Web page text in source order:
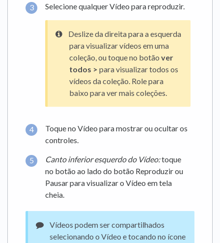
Selecione qualquer Vídeo para reproduzir.
Deslize da direita para a esquerda
para visualizar vídeos em uma
coleção, ou toque no botão ver
todos > para visualizar todos os
vídeos da coleção. Role para
baixo para ver mais coleções.
Toque no Vídeo para mostrar ou ocultar os
controles.
Canto inferior esquerdo do Vídeo:toque
no botão ao lado do botão Reproduzir ou
Pausar para visualizar o Vídeo em tela
cheia.
Vídeos podem ser compartilhados
selecionando o Vídeo e tocando no ícone